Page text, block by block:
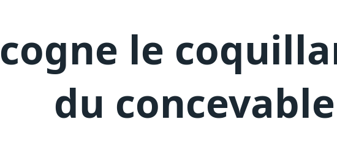
cogne le
du concevable